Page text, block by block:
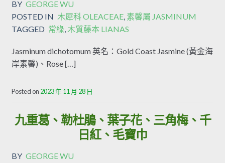
BY GEORGE WU
POSTED IN 木犀科 OLEACEAE, 素馨屬 JASMINUM
TAGGED 常綠, 木質藤本 LIANAS
Jasminum dichotomum 英名：Gold Coast Jasmine (黃金海
岸素馨)、Rose […]
Posted on 2023 年 11 月 28 日
九重葛、勒杜鵑、葉子花、三角梅、千
日紅、毛寶巾
BY GEORGE WU